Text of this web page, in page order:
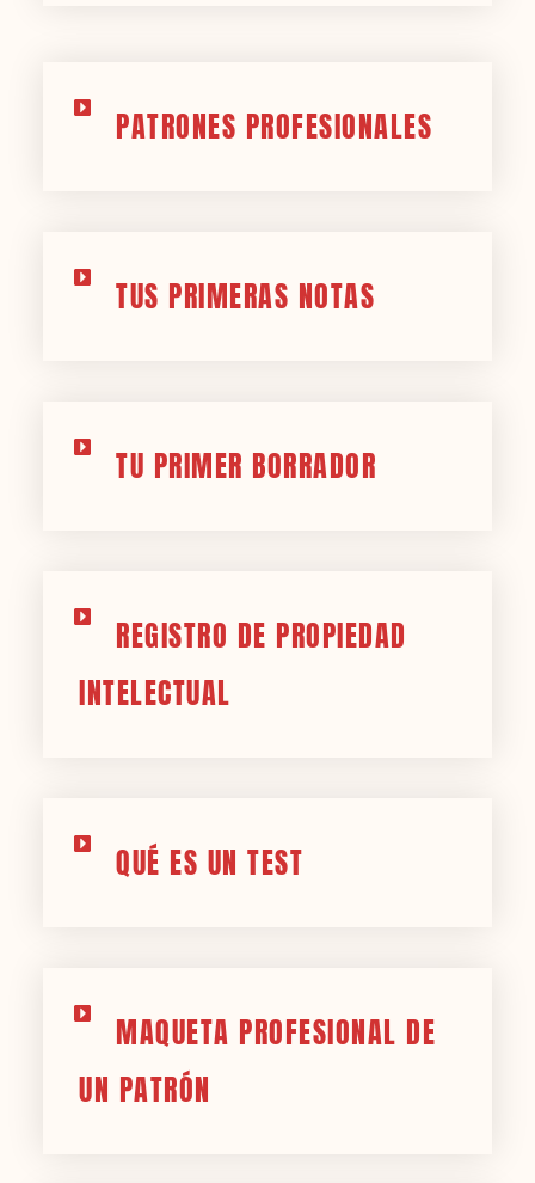
PATRONES PROFESIONALES
TUS PRIMERAS NOTAS
TU PRIMER BORRADOR
REGISTRO DE PROPIEDAD
INTELECTUAL
QUÉ ES UN TEST
MAQUETA PROFESIONAL DE
UN PATRÓN